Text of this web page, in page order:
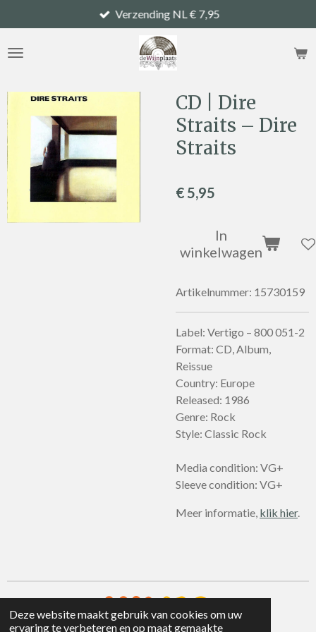
Deze website maakt gebruik van cookies om uw
ervaring te verbeteren en op maat gemaakte
direct
naar
Verzending NL € 7,95
CD | Dire
Straits – Dire
Straits
€ 5,95
In
winkelwagen
Artikelnummer: 15730159
Label: Vertigo – 800 051-2
Format: CD, Album,
Reissue
Country: Europe
Released: 1986
Genre: Rock
Style: Classic Rock
Media condition: VG+
Sleeve condition: VG+
Meer informatie, klik hier.